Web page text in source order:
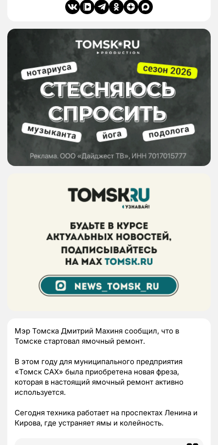
Мэр Томска Дмитрий Махиня сообщил, что в
Томске стартовал ямочный ремонт.
В этом году для муниципального предприятия
«Томск САХ» была приобретена новая фреза,
которая в настоящий ямочный ремонт активно
используется.
Сегодня техника работает на проспектах Ленина и
Кирова, где устраняет ямы и колейность.